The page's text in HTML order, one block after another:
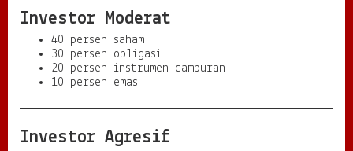
Investor Moderat
40 persen saham
30 persen obligasi
20 persen instrumen campuran
10 persen emas
Investor Agresif